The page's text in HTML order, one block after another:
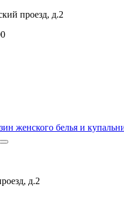
проезд, д.2
д.2